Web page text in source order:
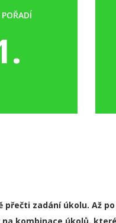
POŘADÍ
přečti zadání úkolu. Až